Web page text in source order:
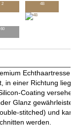
2 4B
60
Echthaartressen
in einer Richtung
Coating versehen.
Glanz
stitched) und
werden.